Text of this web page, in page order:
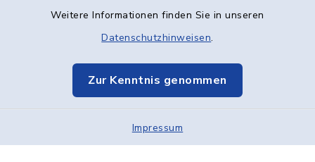
Weitere Informationen finden Sie in unseren
Datenschutzhinweisen.
Zur Kenntnis genommen
Impressum
Datenschutz
Elektronische Kommunikation
Sitemap